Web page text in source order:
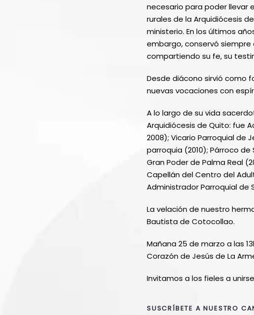
necesario para poder llevar
rurales de la Arquidiócesis
ministerio. En los últimos
embargo, conservó
compartiendo su fe, su
Desde diácono sirvió como
nuevas vocaciones con
A lo largo de su vida
Arquidiócesis de Quito: fue
2008); Vicario Parroquial de
parroquia (2010); Párroco de
Gran Poder de Palma Real
Capellán del Centro del
Administrador Parroquial de
La velación de nuestro
Bautista de Cotocollao.
Mañana 25 de marzo a las
Corazón de Jesús de La
Invitamos a los fieles a
SUSCRÍBETE A NUESTRO